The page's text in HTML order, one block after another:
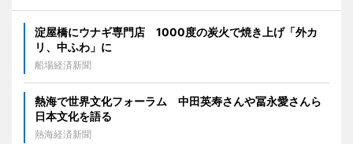
淀屋橋にウナギ専門店 1000度の炭火で焼き上げ「外カ
リ、中ふわ」に
船場経済新聞
熱海で世界文化フォーラム 中田英寿さんや冨永愛さんら
日本文化を語る
熱海経済新聞